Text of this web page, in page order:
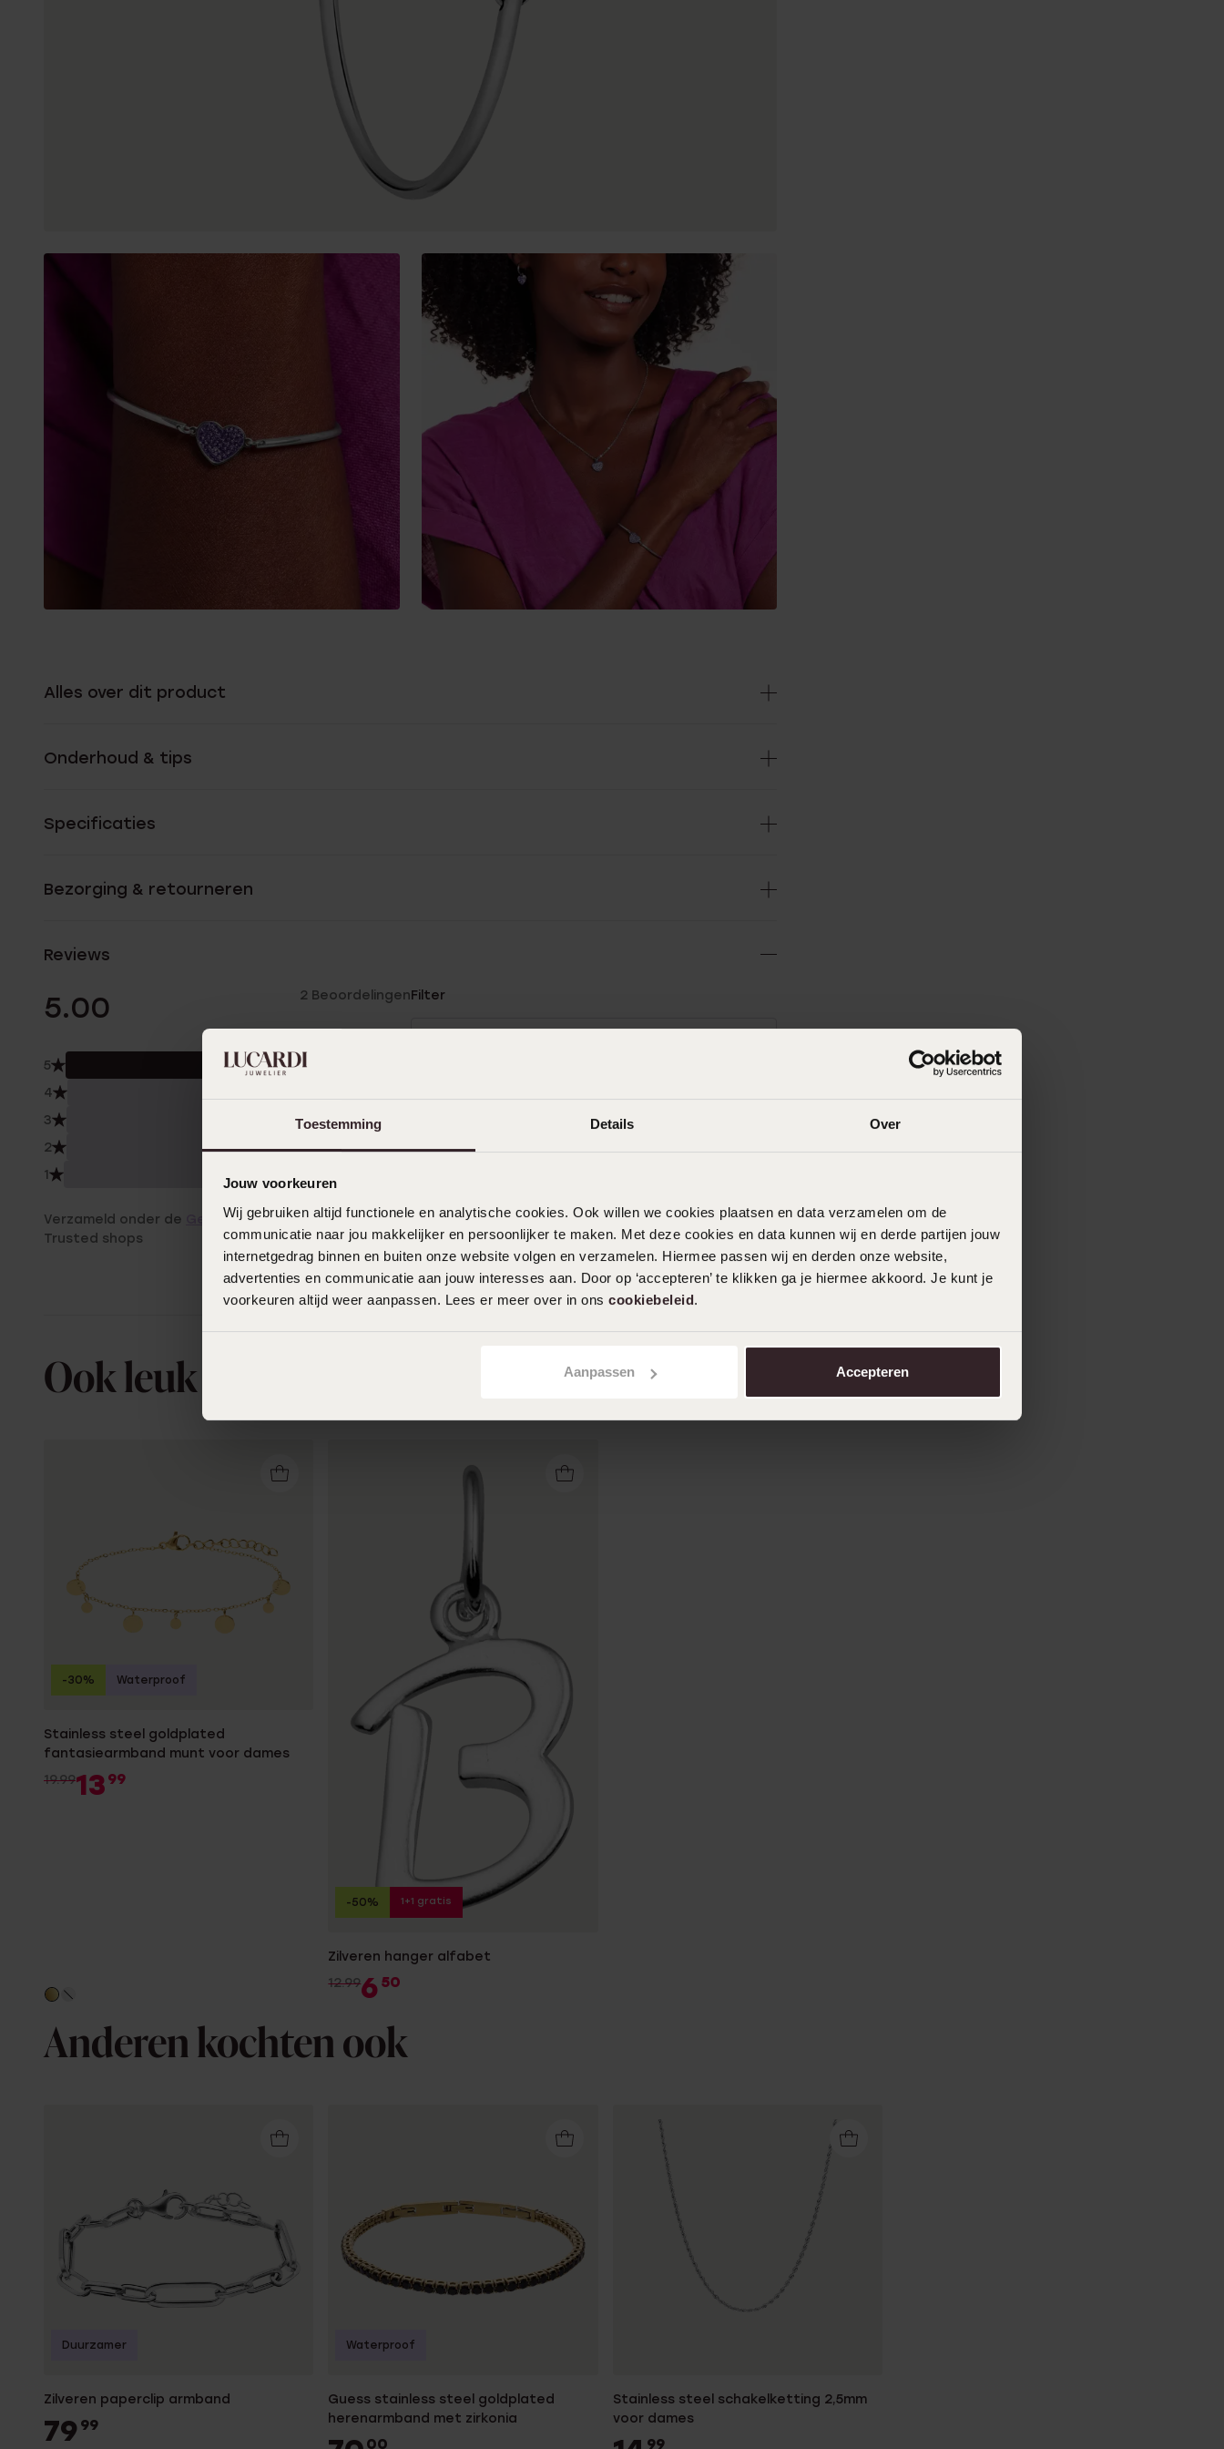
Toestemming Details Over
Jouw voorkeuren
Wij gebruiken altijd functionele en analytische cookies. Ook willen we cookies plaatsen en data verzamelen om de
communicatie naar jou makkelijker en persoonlijker te maken. Met deze cookies en data kunnen wij en derde partijen jouw
internetgedrag binnen en buiten onze website volgen en verzamelen. Hiermee passen wij en derden onze website,
advertenties en communicatie aan jouw interesses aan. Door op ‘accepteren’ te klikken ga je hiermee akkoord. Je kunt je
voorkeuren altijd weer aanpassen. Lees er meer over in ons cookiebeleid.
Aanpassen Accepteren
Alles over dit product
Onderhoud & tips
Specificaties
Bezorging & retourneren
Reviews
5.00 2 Beoordelingen
5
4
3 0.0%
2 0.0%
1
Verzameld onder de Gebruiksvoorwaardenvan
Trusted shops
Filter
leuke armband maar was wel even
wennen toen ik de grootte ervan zag,
Maar oogt fijntjes aan je pols.
Ook leuk voor jou
Stainless steel goldplated
fantasiearmband munt voor dames
19.9913 99
-30% Waterproof
Zilveren hanger alfabet
12.996 50
-50% 1+1 gratis
Anderen kochten ook
Zilveren paperclip armband
79 99
Duurzamer
Guess stainless steel goldplated
herenarmband met zirkonia
00
Waterproof
Stainless steel schakelketting 2,5mm
voor dames
99